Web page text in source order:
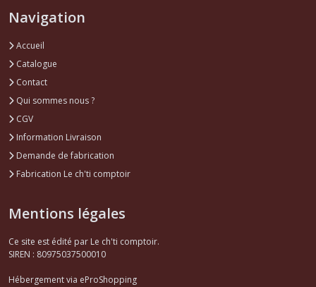
Navigation
Accueil
Catalogue
Contact
Qui sommes nous ?
CGV
Information Livraison
Demande de fabrication
Fabrication Le ch'ti comptoir
Mentions légales
Ce site est édité par Le ch'ti comptoir.
SIREN : 80975037500010
Hébergement via eProShopping